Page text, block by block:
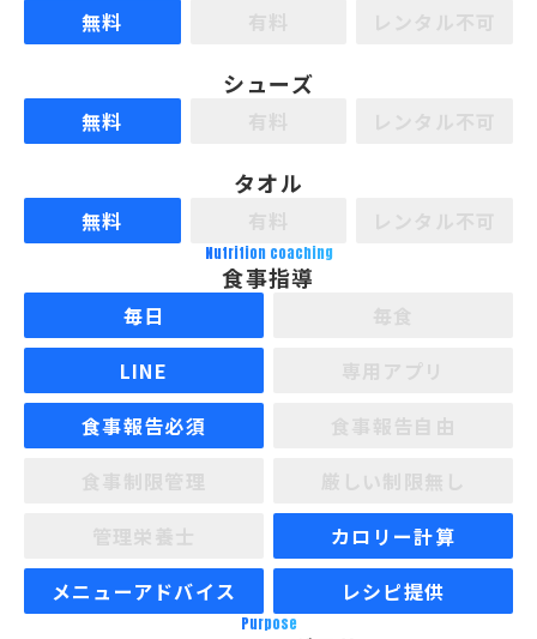
無料
シューズ
無料
タオル
無料
Nutrition coaching
食事指導
毎日
LINE
食事報告必須
カロリー計算
メニューアドバイス
レシピ提供
Purpose